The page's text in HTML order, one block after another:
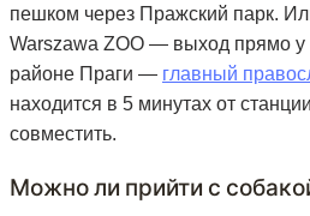
пешком через Пражский парк.
Warszawa ZOO — выход прямо у
районе Праги — главный
находится в 5 минутах от
совместить.
Можно ли прийти с